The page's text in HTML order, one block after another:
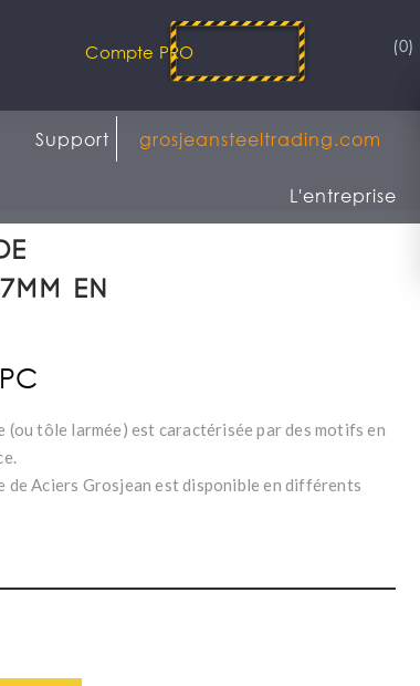
Compte PRO (0)
grosjeansteeltrading.com
Support
L'entreprise
en
(ou tôle larmée) est caractérisée par des motifs en
de Aciers Grosjean est disponible en différents